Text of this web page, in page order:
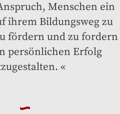
Menschen ein
ihrem Bildungsweg zu
fördern und zu fordern
persönlichen Erfolg